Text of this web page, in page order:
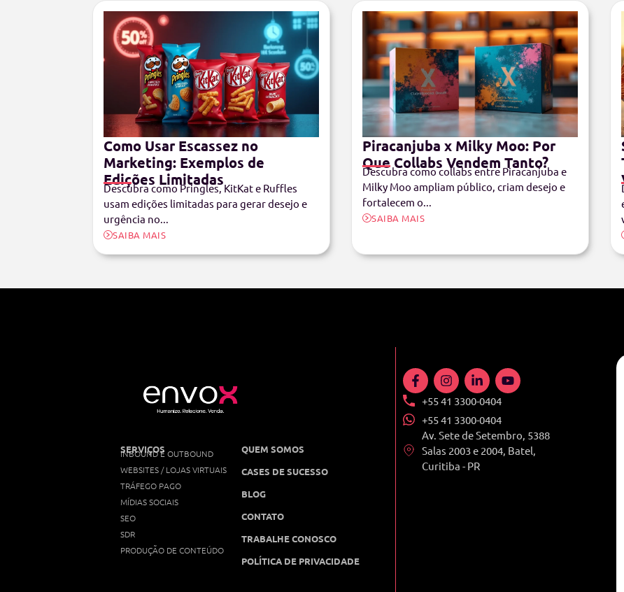
Como Usar Escassez no
Marketing: Exemplos de
Edições Limitadas
Descubra como Pringles, KitKat e Ruffles
usam edições limitadas para gerar desejo e
urgência no...
SAIBA MAIS
Piracanjuba x Milky Moo: Por
Que Collabs Vendem Tanto?
Descubra como collabs entre Piracanjuba e
Milky Moo ampliam público, criam desejo e
fortalecem o...
SAIBA MAIS
SERVIÇOS
INBOUND E OUTBOUND
WEBSITES / LOJAS VIRTUAIS
TRÁFEGO PAGO
MÍDIAS SOCIAIS
SEO
SDR
PRODUÇÃO DE CONTEÚDO
QUEM SOMOS
CASES DE SUCESSO
BLOG
CONTATO
TRABALHE CONOSCO
POLÍTICA DE PRIVACIDADE
+55 41 3300-0404
+55 41 3300-0404
Av. Sete de Setembro, 5388
Salas 2003 e 2004, Batel,
Curitiba - PR